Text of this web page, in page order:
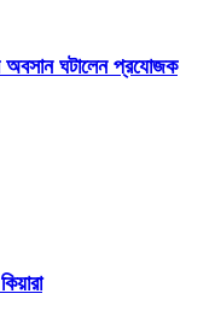
অবসান ঘটালেন প্রযোজক